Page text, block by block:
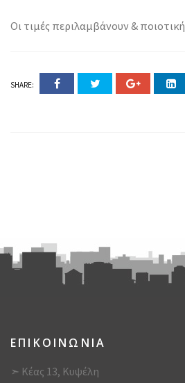
Οι τιμές περιλαμβάνουν &
SHARE:
ΕΠΙΚΟΙΝΩΝΙΑ
➣ Κέας 13, Κυψέλη